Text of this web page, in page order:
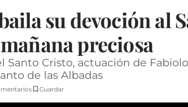
su devoción al
preciosa
Santo Cristo, actuación de
de las Albadas
Guardar